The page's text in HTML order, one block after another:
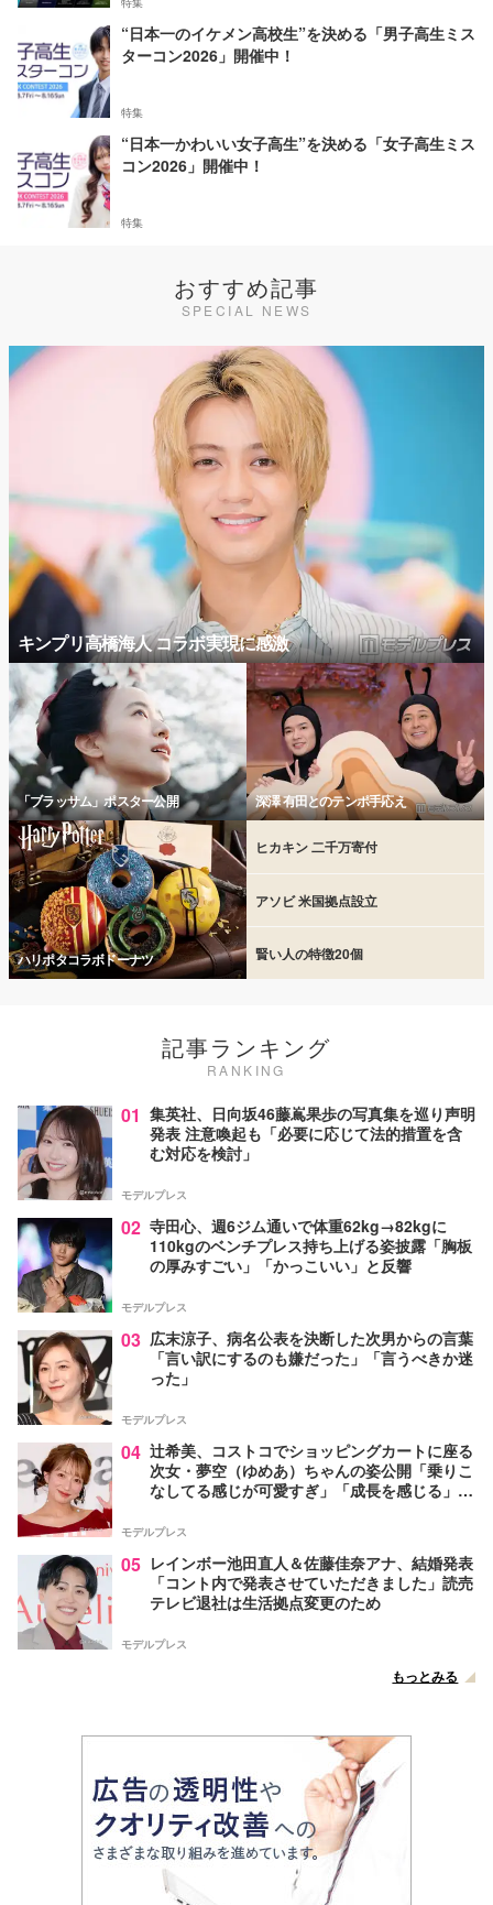
“日本一のイケメン高校生”を決める「男子高生ミス
ターコン2026」開催中！
特集
“日本一かわいい女子高生”を決める「女子高生ミス
コン2026」開催中！
特集
おすすめ記事
SPECIAL NEWS
キンプリ高橋海人 コラボ実現に感激
「ブラッサム」ポスター公開 深澤 有田とのテンポ手応え
ハリポタコラボドーナツ
ヒカキン 二千万寄付
アソビ 米国拠点設立
賢い人の特徴20個
記事ランキング
RANKING
01 集英社、日向坂46藤嶌果歩の写真集を巡り声明
発表 注意喚起も「必要に応じて法的措置を含
む対応を検討」
モデルプレス
02 寺田心、週6ジム通いで体重62kg→82kgに
110kgのベンチプレス持ち上げる姿披露「胸板
の厚みすごい」「かっこいい」と反響
モデルプレス
03 広末涼子、病名公表を決断した次男からの言葉
「言い訳にするのも嫌だった」「言うべきか迷
った」
モデルプレス
04 辻希美、コストコでショッピングカートに座る
次女・夢空（ゆめあ）ちゃんの姿公開「乗りこ
なしてる感じが可愛すぎ」「成長を感じる」の
モデルプレス
05 レインボー池田直人＆佐藤佳奈アナ、結婚発表
「コント内で発表させていただきました」読売
テレビ退社は生活拠点変更のため
モデルプレス
もっとみる